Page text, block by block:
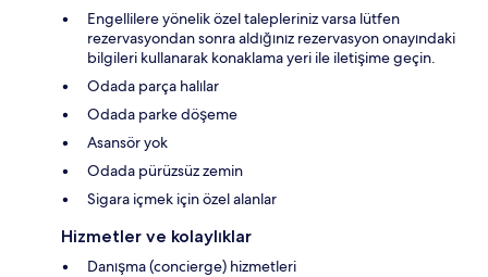
Engellilere yönelik özel talepleriniz varsa lütfen
rezervasyondan sonra aldığınız rezervasyon onayındaki
bilgileri kullanarak konaklama yeri ile iletişime geçin.
Odada parça halılar
Odada parke döşeme
Asansör yok
Odada pürüzsüz zemin
Sigara içmek için özel alanlar
Hizmetler ve kolaylıklar
Danışma (concierge) hizmetleri